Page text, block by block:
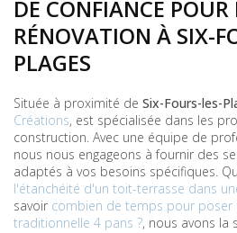
DE CONFIANCE POUR
RÉNOVATION À SIX-
PLAGES
Située à proximité de Six-Fours-les-
Créations, est spécialisée dans les
construction. Avec une équipe de
nous nous engageons à fournir des
adaptés à vos besoins spécifiques.
l'étanchéité d'un toit-terrasse dans
savoir combien de temps pour poser
traditionnelle 4 pans ?, nous avons la